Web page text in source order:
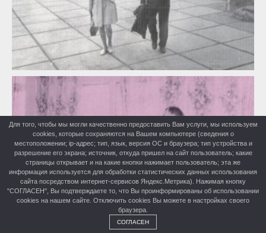
Для того, чтобы мы могли качественно предоставить Вам услуги, мы используем
cookies, которые сохраняются на Вашем компьютере (сведения о
местоположении; ip-адрес; тип, язык, версия ОС и браузера; тип устройства и
разрешение его экрана; источник, откуда пришел на сайт пользователь; какие
страницы открывает и на какие кнопки нажимает пользователь; эта же
информация используется для обработки статистических данных использования
сайта посредством интернет-сервисов Яндекс.Метрика). Нажимая кнопку
"СОГЛАСЕН", Вы подтверждаете то, что Вы проинформированы об использовании
cookies на нашем сайте. Отключить cookies Вы можете в настройках своего
браузера.
СОГЛАСЕН